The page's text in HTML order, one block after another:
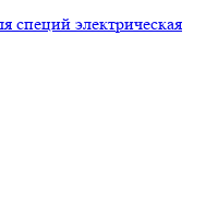
специй электрическая